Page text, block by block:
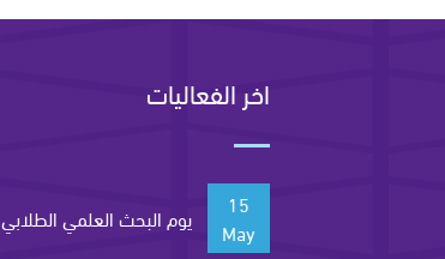
اخر الفعاليات
15
May
يوم البحث العلمي الطلابي